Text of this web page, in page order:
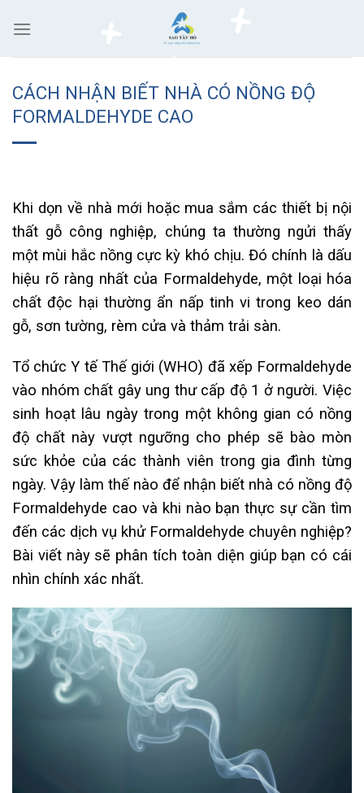
CÁCH NHẬN BIẾT NHÀ CÓ NỒNG ĐỘ
FORMALDEHYDE CAO
Khi dọn về nhà mới hoặc mua sắm các thiết bị nội
thất gỗ công nghiệp, chúng ta thường ngửi thấy
một mùi hắc nồng cực kỳ khó chịu. Đó chính là dấu
hiệu rõ ràng nhất của Formaldehyde, một loại hóa
chất độc hại thường ẩn nấp tinh vi trong keo dán
gỗ, sơn tường, rèm cửa và thảm trải sàn.
Tổ chức Y tế Thế giới (WHO) đã xếp Formaldehyde
vào nhóm chất gây ung thư cấp độ 1 ở người. Việc
sinh hoạt lâu ngày trong một không gian có nồng
độ chất này vượt ngưỡng cho phép sẽ bào mòn
sức khỏe của các thành viên trong gia đình từng
ngày. Vậy làm thế nào để nhận biết nhà có nồng độ
Formaldehyde cao và khi nào bạn thực sự cần tìm
đến các dịch vụ khử Formaldehyde chuyên nghiệp?
Bài viết này sẽ phân tích toàn diện giúp bạn có cái
nhìn chính xác nhất.